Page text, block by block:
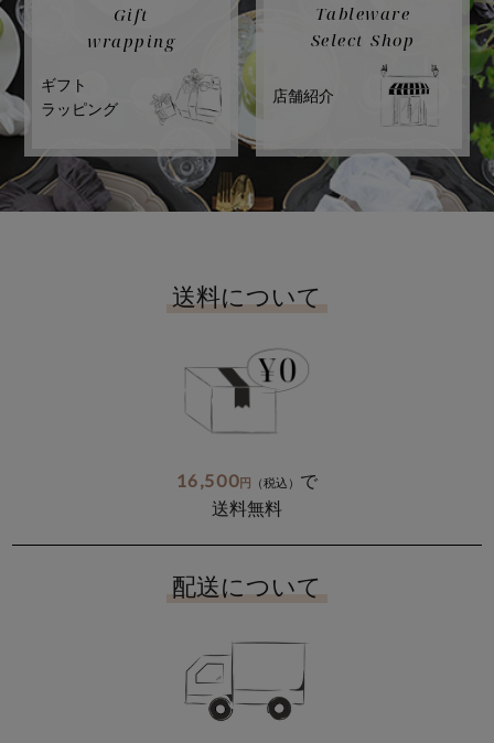
Gift
wrapping
ギフト
ラッピング
Tableware
Select Shop
店舗紹介
送料について
16,500円 （税込） で
送料無料
配送について